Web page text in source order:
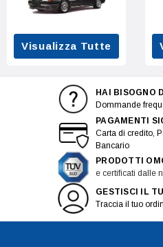
Visualizza Tutte
HAI BISOGNO
Dommande
PAGAMENTI
Carta di credito,
Bancario
PRODOTTI
e certificati dalle
GESTISCI IL
Traccia il tuo